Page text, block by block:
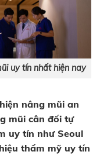
uy tín nhất hiện nay
nâng mũi an
mũi cân đối tự
uy tín như Seoul
thẩm mỹ uy tín